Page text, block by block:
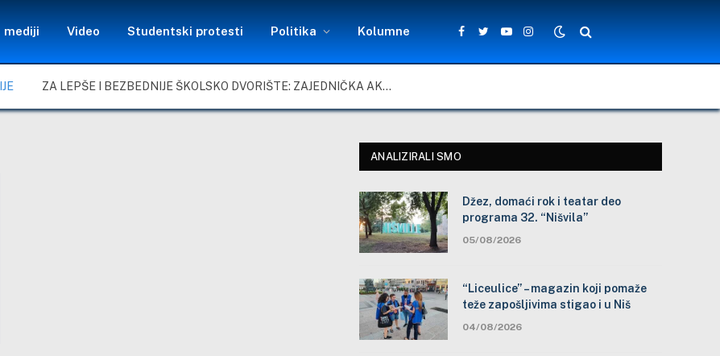
mediji Video Studentski protesti Politika Kolumne
Facebook
TwitterYouTubeInstagram
ZA LEPŠE I BEZBEDNIJE ŠKOLSKO DVORIŠTE: ZAJEDNIČKA AKCIJA MEŠTANA, NASTAVNIKA I ĐAKA U SELU VLASE KOD VRANJA
ANALIZIRALI SMO
Džez, domaći rok i teatar deo
programa 32. “Nišvila”
05/08/2026
“Liceulice” – magazin koji pomaže
teže zapošljivima stigao i u Niš
04/08/2026